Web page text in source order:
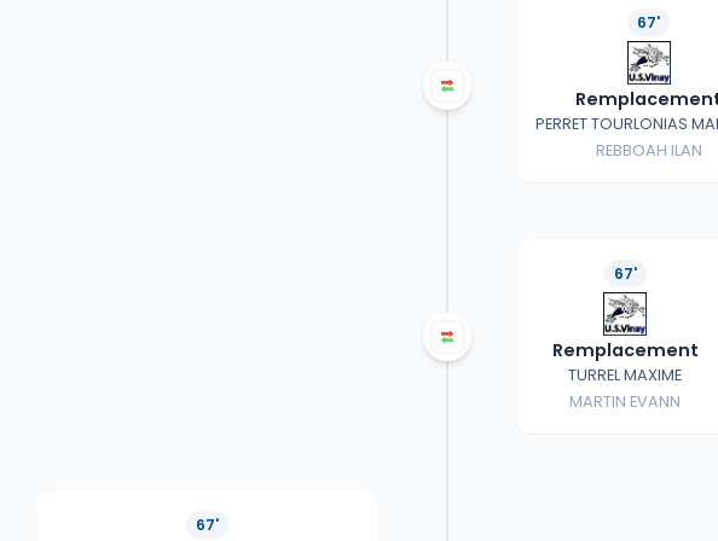
67'
PERRET TOURLONIAS
REBBOAH ILAN
67'
Remplacement
TURREL MAXIME
MARTIN EVANN
67'